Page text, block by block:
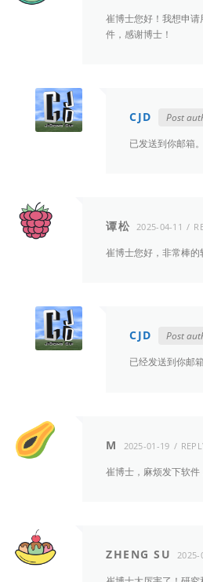
崔博士您好！我想申
件，感谢博士！
CJD Post
已发送到你邮箱。
谭松 2025-04-11
崔博士您好，非常棒的
CJD Post
已经发送到你邮箱
M 2025-01-19
崔博士，麻烦发下软件
ZHENG SU 2025-